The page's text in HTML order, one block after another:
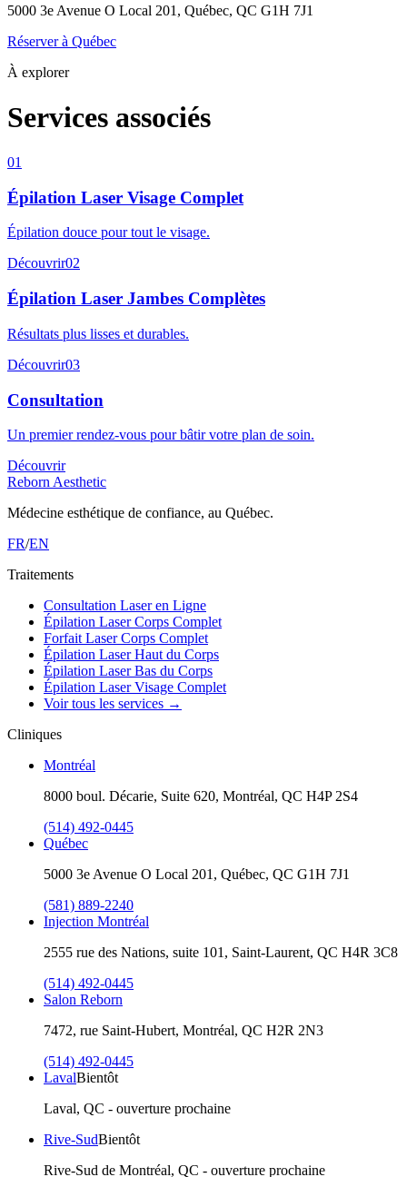
5000 3e Avenue O Local 201, Québec, QC G1H 7J1
Réserver à Québec
À explorer
Services associés
01
Épilation Laser Visage Complet
Épilation douce pour tout le visage.
Découvrir02
Épilation Laser Jambes Complètes
Résultats plus lisses et durables.
Découvrir03
Consultation
Un premier rendez-vous pour bâtir votre plan de soin.
Découvrir
Reborn Aesthetic
Médecine esthétique de confiance, au Québec.
FR/EN
Traitements
Consultation Laser en Ligne
Épilation Laser Corps Complet
Forfait Laser Corps Complet
Épilation Laser Haut du Corps
Épilation Laser Bas du Corps
Épilation Laser Visage Complet
Voir tous les services →
Cliniques
Montréal
8000 boul. Décarie, Suite 620, Montréal, QC H4P 2S4
(514) 492-0445
Québec
5000 3e Avenue O Local 201, Québec, QC G1H 7J1
(581) 889-2240
Injection Montréal
2555 rue des Nations, suite 101, Saint-Laurent, QC H4R 3C8
(514) 492-0445
Salon Reborn
7472, rue Saint-Hubert, Montréal, QC H2R 2N3
(514) 492-0445
LavalBientôt
Laval, QC - ouverture prochaine
Rive-SudBientôt
Rive-Sud de Montréal, QC - ouverture prochaine